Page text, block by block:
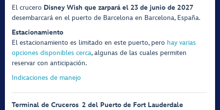
El crucero Disney Wish que zarpará el 23 de junio de 2027
desembarcará en el puerto de Barcelona en Barcelona, España.
Estacionamiento
El estacionamiento es limitado en este puerto, pero hay varias
opciones disponibles cerca, algunas de las cuales permiten
reservar con anticipación.
Indicaciones de manejo
Terminal de Cruceros 2 del Puerto de Fort Lauderdale